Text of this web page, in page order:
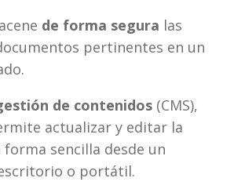
de forma segura las
pertinentes en un
de contenidos
actualizar y editar la
sencilla desde un
o portátil.